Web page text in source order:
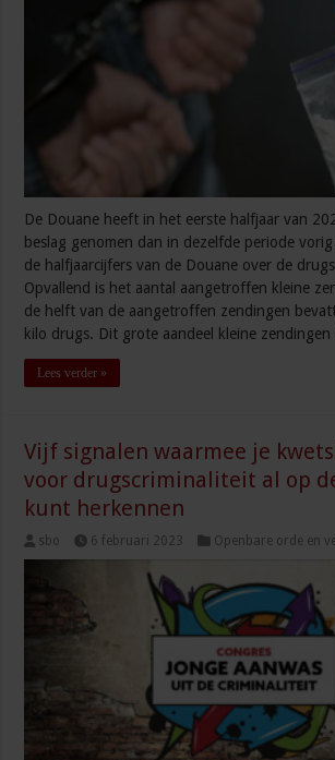
De Douane heeft in het eerste halfjaar van
beslag genomen dan in dezelfde periode
de halfjaarcijfers van de Douane over de
Opvallend is het aantal aangetroffen kleine
de helft van de aangetroffen zendingen
kilo drugs. Dit grote aandeel kleine
Lees verder »
Vijf signalen waarmee je
voor drugscriminaliteit al op
kunt herkennen
sbo 6 februari 2023 Openbare orde en